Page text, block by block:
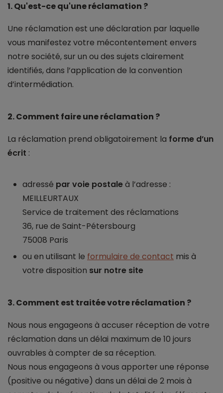
1. Qu'est-ce qu'une réclamation ?
Une réclamation est une déclaration par laquelle
vous manifestez votre mécontentement envers
notre société, sur un ou des sujets clairement
identifiés, dans l’application de la convention
d’intermédiation.
2. Comment faire une réclamation ?
La réclamation prend obligatoirement la forme d’un
écrit :
adressé par voie postaleà l’adresse :
MEILLEURTAUX
Service de traitement des réclamations
36, rue de Saint-Pétersbourg
75008 Paris
ou en utilisant le formulaire de contact mis à
votre disposition sur notre site
3. Comment est traitée votre réclamation ?
Nous nous engageons à accuser réception de votre
réclamation dans un délai maximum de 10 jours
ouvrables à compter de sa réception.
Nous nous engageons à vous apporter une réponse
(positive ou négative) dans un délai de 2 mois à